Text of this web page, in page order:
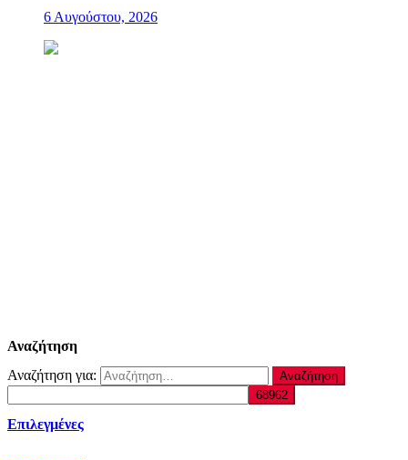
6 Αυγούστου, 2026
Αναζήτηση
Αναζήτηση για:
Επιλεγμένες